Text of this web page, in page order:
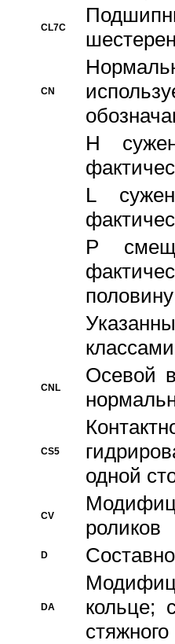
CL7C
шестерен
CN
H
L
P
CNL
Осевой
CS5
одной
CV
роликов
D
DA
кольце;